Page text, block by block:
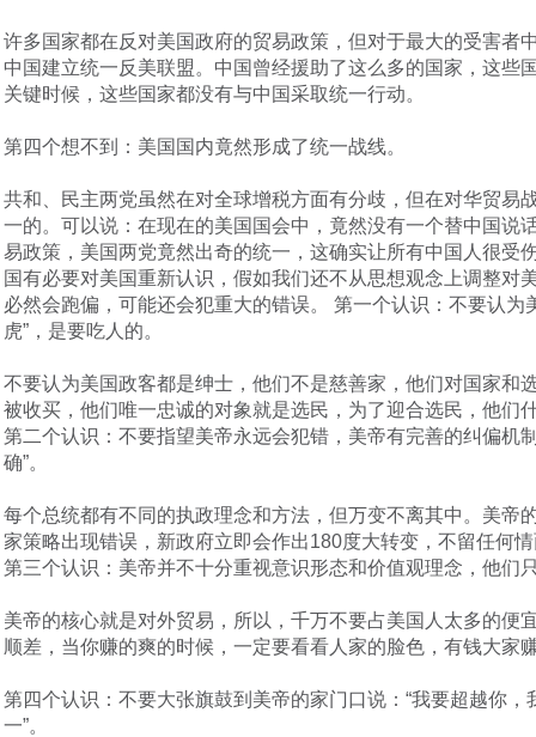
许多国家都在反对美国政府的贸易政策，但对于最大的受害者
中国建立统一反美联盟。中国曾经援助了这么多的国家，这些
关键时候，这些国家都没有与中国采取统一行动。
第四个想不到：美国国内竟然形成了统一战线。
共和、民主两党虽然在对全球增税方面有分歧，但在对华贸易
一的。可以说：在现在的美国国会中，竟然没有一个替中国说
易政策，美国两党竟然出奇的统一，这确实让所有中国人很受
国有必要对美国重新认识，假如我们还不从思想观念上调整对
必然会跑偏，可能还会犯重大的错误。 第一个认识：不要认为
虎”，是要吃人的。
不要认为美国政客都是绅士，他们不是慈善家，他们对国家和
被收买，他们唯一忠诚的对象就是选民，为了迎合选民，他们
第二个认识：不要指望美帝永远会犯错，美帝有完善的纠偏机
确”。
每个总统都有不同的执政理念和方法，但万变不离其中。美帝
家策略出现错误，新政府立即会作出180度大转变，不留任何
第三个认识：美帝并不十分重视意识形态和价值观理念，他们
美帝的核心就是对外贸易，所以，千万不要占美国人太多的便
顺差，当你赚的爽的时候，一定要看看人家的脸色，有钱大家
第四个认识：不要大张旗鼓到美帝的家门口说：“我要超越你
一”。